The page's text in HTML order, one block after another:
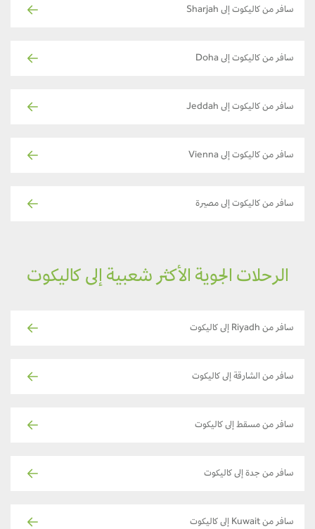
سافر من كاليكوت إلى Sharjah
سافر من كاليكوت إلى Doha
سافر من كاليكوت إلى Jeddah
سافر من كاليكوت إلى Vienna
سافر من كاليكوت إلى مصيرة
الرحلات الجوية الأكثر شعبية إلى كاليكوت
سافر من Riyadh إلى كاليكوت
سافر من الشارقة إلى كاليكوت
سافر من مسقط إلى كاليكوت
سافر من جدة إلى كاليكوت
سافر من Kuwait إلى كاليكوت